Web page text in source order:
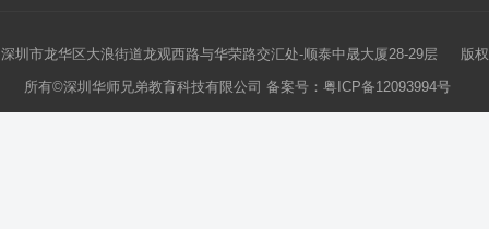
深圳市龙华区大浪街道龙观西路与华荣路交汇处-顺泰中晟大厦28-29层 版权
所有©深圳华师兄弟教育科技有限公司 备案号： 粤ICP备12093994号